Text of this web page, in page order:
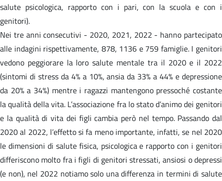
salute psicologica, rapporto con i pari, con la scuola e con i
genitori).
Nei tre anni consecutivi - 2020, 2021, 2022 - hanno partecipato
alle indagini rispettivamente, 878, 1136 e 759 famiglie. I genitori
vedono peggiorare la loro salute mentale tra il 2020 e il 2022
(sintomi di stress da 4% a 10%, ansia da 33% a 44% e depressione
da 20% a 34%) mentre i ragazzi mantengono pressoché costante
la qualità della vita. L’associazione fra lo stato d’animo dei genitori
e la qualità di vita dei figli cambia però nel tempo. Passando dal
2020 al 2022, l’effetto si fa meno importante, infatti, se nel 2020
le dimensioni di salute fisica, psicologica e rapporto con i genitori
differiscono molto fra i figli di genitori stressati, ansiosi o depressi
(e non), nel 2022 notiamo solo una differenza in termini di salute